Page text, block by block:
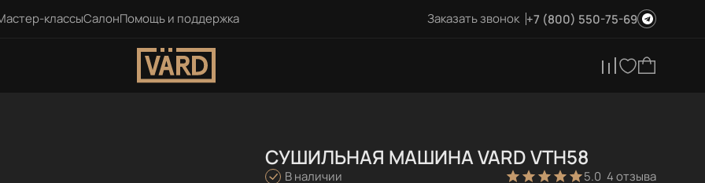
классыСалонПомощь и поддержка Заказать звонок +7 (800) 550-75-69
СУШИЛЬНАЯ МАШИНА VARD VTH58
В наличии 5.0 4 отзыва